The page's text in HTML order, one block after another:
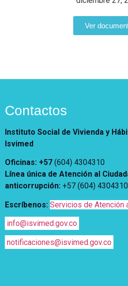
Vivienda Nueva
Vivienda un proyecto
Reconocimiento de
Acompañamiento Social
OPV-JVC
Rendición de cuentas
Encuesta de Percepción
Contraste
Más Información sobre
Ver
Contactos
Instituto Social de Vivienda y
Isvimed
Oficinas: +57 (604) 4304310
Línea única de Atención al
anticorrupción: +57 (604)
Escríbenos: Servicios de Atención
info@isvimed.gov.co
notificaciones@isvimed.gov.co